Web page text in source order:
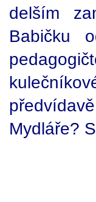
delším
Babičku
Mydláře?